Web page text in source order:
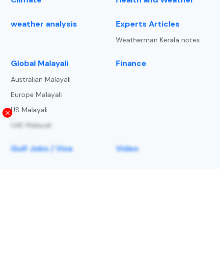
weather analysis Experts Articles
Weatherman Kerala notes
⁠Global Malayali
Australian Malayali
Europe Malayali
US Malayali
UAE Malayali
Finance
Gulf Jobs / Visa Video